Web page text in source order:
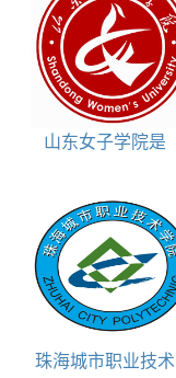
山东女子学院是
珠海城市职业技术